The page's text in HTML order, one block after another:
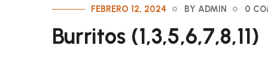
FEBRERO 12, 2024 BY ADMIN 0
Burritos (1,3,5,6,7,8,11)